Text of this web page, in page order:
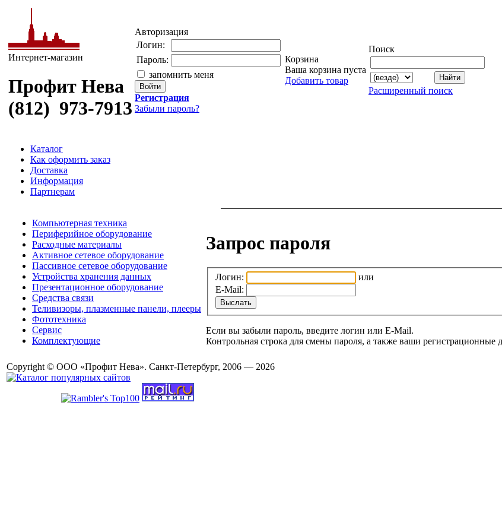
Интернет-магазин
Профит Нева
(812) 973-7913
Авторизация
Логин:
Пароль:
запомнить меня
Регистрация
Забыли пароль?
Корзина
Ваша корзина пуста
Добавить товар
Поиск
Расширенный поиск
Каталог
Как оформить заказ
Доставка
Информация
Партнерам
Компьютерная техника
Периферийное оборудование
Расходные материалы
Активное сетевое оборудование
Пассивное сетевое оборудование
Устройства хранения данных
Презентационное оборудование
Средства связи
Теливизоры, плазменные панели, плееры
Фототехника
Сервис
Комплектующие
Запрос пароля
Логин:
или
E-Mail:
Если вы забыли пароль, введите логин или E-Mail.
Контрольная строка для смены пароля, а также ваши
Copyright © ООО «Профит Нева». Санкт-Петербург, 2006 — 2026